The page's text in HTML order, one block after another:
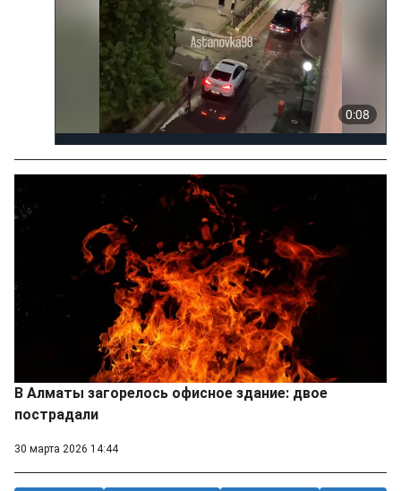
В Алматы загорелось офисное здание: двое
пострадали
30 марта 2026 14:44